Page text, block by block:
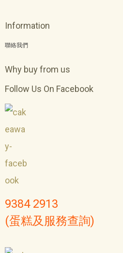
Information
聯絡我們
Why buy from us
Follow Us On Facebook
9384 2913
(蛋糕及服務查詢)